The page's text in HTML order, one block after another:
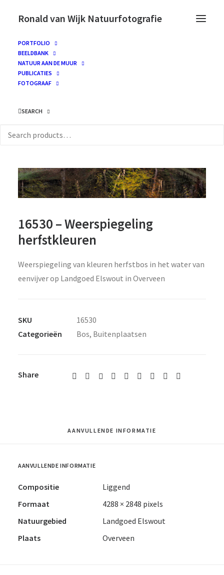
Ronald van Wijk Natuurfotografie
PORTFOLIO
BEELDBANK
NATUUR AAN DE MUUR
PUBLICATIES
FOTOGRAAF
SEARCH
16530 – Weerspiegeling
herfstkleuren
Weerspiegeling van kleuren herfstbos in het water van
eenvijver op Landgoed Elswout in Overveen
SKU
16530
Categorieën
Bos, Buitenplaatsen
Share
AANVULLENDE INFORMATIE
AANVULLENDE INFORMATIE
Compositie
Liggend
Formaat
4288 × 2848 pixels
Natuurgebied
Landgoed Elswout
Plaats
Overveen